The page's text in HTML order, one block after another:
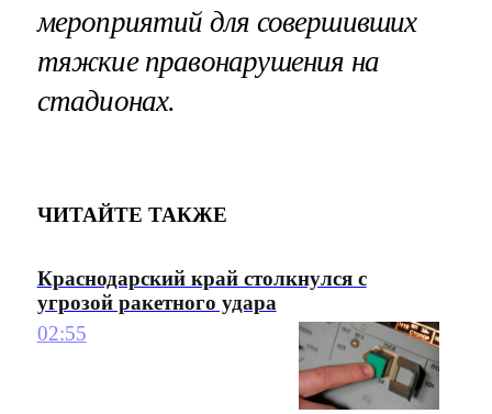
мероприятий для совершивших
тяжкие правонарушения на
стадионах.
ЧИТАЙТЕ ТАКЖЕ
Краснодарский край столкнулся с
угрозой ракетного удара
02:55